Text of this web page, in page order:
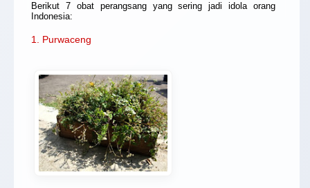
Berikut 7 obat perangsang yang sering jadi idola orang
Indonesia:
1. Purwaceng